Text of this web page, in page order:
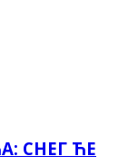
СНЕГ ЋЕ